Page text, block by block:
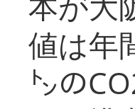
値は年
㌧の